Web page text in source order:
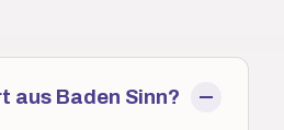
aus Baden Sinn?